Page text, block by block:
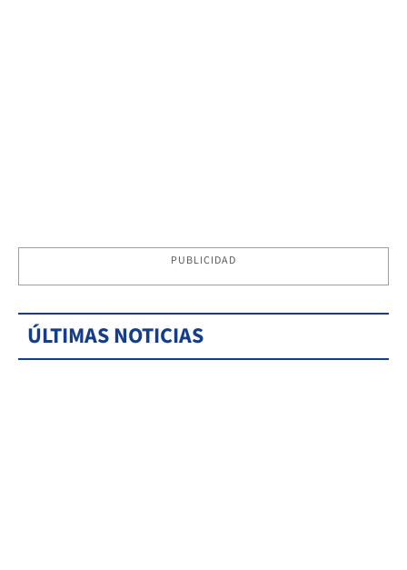
PUBLICIDAD
ÚLTIMAS NOTICIAS